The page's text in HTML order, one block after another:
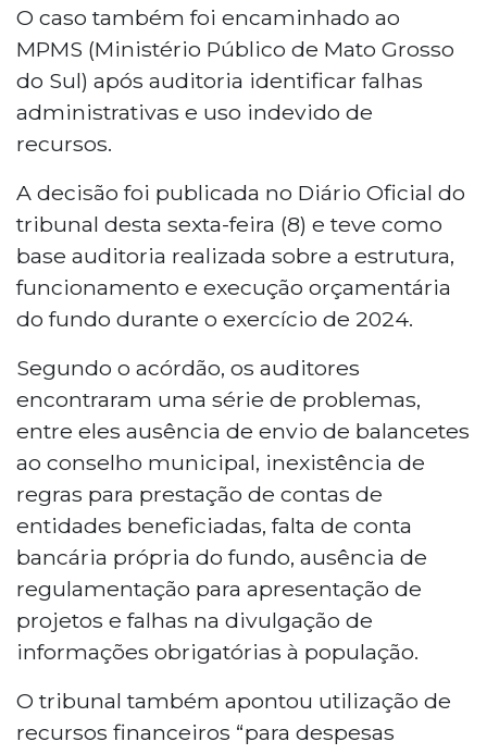
gestão no Fundo Municipal dos Direitos
da Criança e do Adolescente de Jaraguari
e aplicou multa solidária de R$ 5 mil ao
ex-prefeito Edson Rodrigues Nogueira e à
ex-secretária Glauce Urbieta. A decisão
aponta falhas como ausência de
própria e uso indevido de recursos. O
processo foi encaminhado ao Ministério
Público.
O caso também foi encaminhado ao
MPMS (Ministério Público de Mato Grosso
do Sul) após auditoria identificar falhas
administrativas e uso indevido de
recursos.
A decisão foi publicada no Diário Oficial do
tribunal desta sexta-feira (8) e teve como
base auditoria realizada sobre a estrutura,
funcionamento e execução orçamentária
do fundo durante o exercício de 2024.
Segundo o acórdão, os auditores
encontraram uma série de problemas,
entre eles ausência de envio de balancetes
ao conselho municipal, inexistência de
regras para prestação de contas de
entidades beneficiadas, falta de conta
bancária própria do fundo, ausência de
regulamentação para apresentação de
projetos e falhas na divulgação de
informações obrigatórias à população.
O tribunal também apontou utilização de
recursos financeiros “para despesas